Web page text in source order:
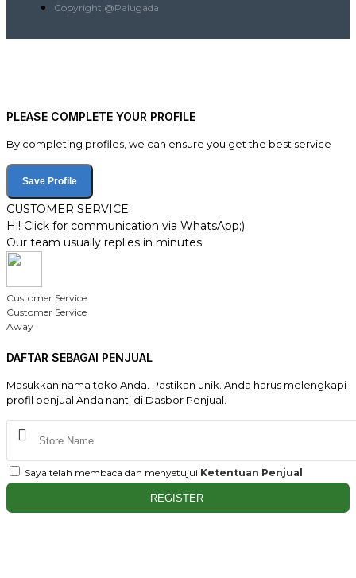
Copyright @Palugada
PLEASE COMPLETE YOUR PROFILE
By completing profiles, we can ensure you get the best service
Save Profile
CUSTOMER SERVICE
Hi! Click for communication via WhatsApp;)
Our team usually replies in minutes
Customer Service
Customer Service
Away
DAFTAR SEBAGAI PENJUAL
Masukkan nama toko Anda. Pastikan unik. Anda harus melengkapi
profil penjual Anda nanti di Dasbor Penjual.
Saya telah membaca dan menyetujui Ketentuan Penjual
REGISTER